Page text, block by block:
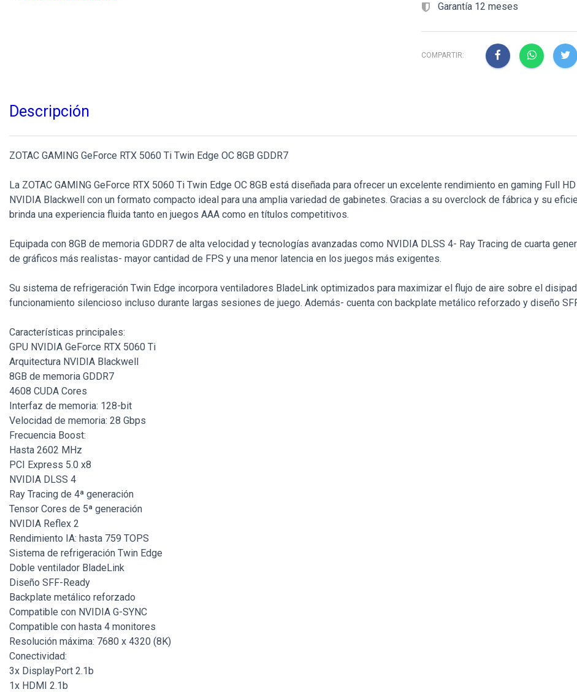
Garantía 12 meses
COMPARTIR:
Descripción
ZOTAC GAMING GeForce RTX 5060 Ti Twin Edge OC 8GB GDDR7
La ZOTAC GAMING GeForce RTX 5060 Ti Twin Edge OC 8GB está diseñada para ofrecer un excelente rendimiento en gaming Full
NVIDIA Blackwell con un formato compacto ideal para una amplia variedad de gabinetes. Gracias a su overclock de fábrica y su
brinda una experiencia fluida tanto en juegos AAA como en títulos competitivos.
Equipada con 8GB de memoria GDDR7 de alta velocidad y tecnologías avanzadas como NVIDIA DLSS 4- Ray Tracing de cuarta
de gráficos más realistas- mayor cantidad de FPS y una menor latencia en los juegos más exigentes.
Su sistema de refrigeración Twin Edge incorpora ventiladores BladeLink optimizados para maximizar el flujo de aire sobre el
funcionamiento silencioso incluso durante largas sesiones de juego. Además- cuenta con backplate metálico reforzado y diseño
Características principales:
GPU NVIDIA GeForce RTX 5060 Ti
Arquitectura NVIDIA Blackwell
8GB de memoria GDDR7
4608 CUDA Cores
Interfaz de memoria: 128-bit
Velocidad de memoria: 28 Gbps
Frecuencia Boost:
Hasta 2602 MHz
PCI Express 5.0 x8
NVIDIA DLSS 4
Ray Tracing de 4ª generación
Tensor Cores de 5ª generación
NVIDIA Reflex 2
Rendimiento IA: hasta 759 TOPS
Sistema de refrigeración Twin Edge
Doble ventilador BladeLink
Diseño SFF-Ready
Backplate metálico reforzado
Compatible con NVIDIA G-SYNC
Compatible con hasta 4 monitores
Resolución máxima: 7680 x 4320 (8K)
Conectividad:
3x DisplayPort 2.1b
1x HDMI 2.1b